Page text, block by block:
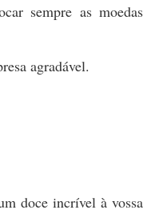
sempre as moedas
agradável.
doce incrível à vossa